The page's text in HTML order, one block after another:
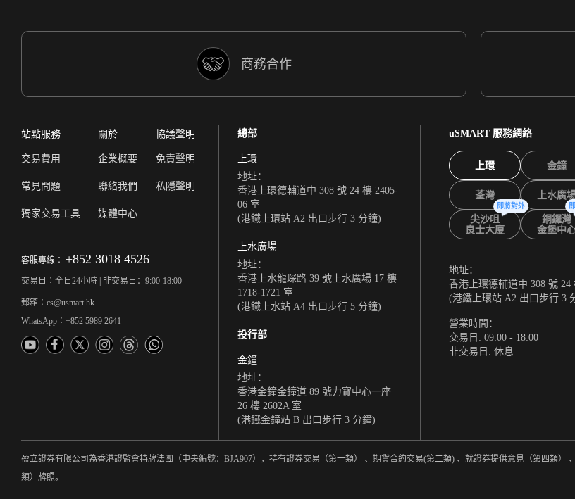
商務合作
站點服務
交易費用
常見問題
獨家交易工具
關於
企業概要
聯絡我們
媒體中心
協議聲明
免責聲明
私隱聲明
客服專線︰ +852 3018 4526
交易日︰全日24小時 | 非交易日：9:00-18:00
郵箱︰cs@usmart.hk
WhatsApp︰+852 5989 2641
總部
上環
地址：
香港上環德輔道中 308 號 24 樓 2405-
06 室
(港鐵上環站 A2 出口步行 3 分鐘)
上水廣場
地址：
香港上水龍琛路 39 號上水廣場 17 樓
1718-1721 室
(港鐵上水站 A4 出口步行 5 分鐘)
投行部
金鐘
地址：
香港金鐘金鐘道 89 號力寶中心一座
26 樓 2602A 室
(港鐵金鐘站 B 出口步行 3 分鐘)
uSMART 服務網絡
上環 金鐘
荃灣 上水廣
尖沙咀
良士大廈
即將對外
銅鑼灣
金堡中
地址：
香港上環德輔道中 308 號 24
(港鐵上環站 A2 出口步行 3
營業時間：
交易日: 09:00 - 18:00
非交易日: 休息
盈立證券有限公司為香港證監會持牌法團（中央編號：BJA907），持有證券交易（第一類） 、期貨合約交易(第二類) 、就證券提供意見（第四類
類）牌照。